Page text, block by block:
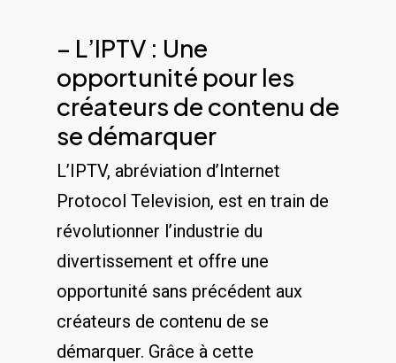
– L’IPTV : Une
opportunité pour les
créateurs de contenu ⁤de
se ‍démarquer
L’IPTV, abréviation d’Internet
Protocol Television, est en train ‍de
révolutionner l’industrie du
divertissement ​et offre une
opportunité sans précédent aux
créateurs de contenu de se
⁣démarquer. Grâce‌ à cette